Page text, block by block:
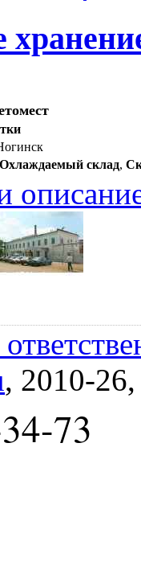
Охлаждаемый склад,
, 2010-
73